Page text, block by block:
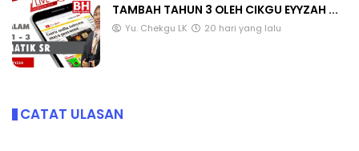
TAMBAH TAHUN 3 OLEH CIKGU EYYZAH ...
Yu. Chekgu LK 20 hari yang lalu
CATAT ULASAN